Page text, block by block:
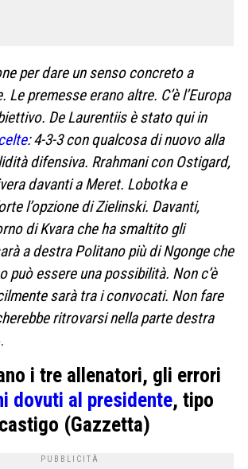
per dare un senso concreto a
premesse erano altre. C’è l’Europa
De Laurentiis è stato qui in
: 4-3-3 con qualcosa di nuovo alla
difensiva. Rrahmani con Ostigard,
davanti a Meret. Lobotka e
l’opzione di Zielinski. Davanti,
di Kvara che ha smaltito gli
a destra Politano più di Ngonge che
può essere una possibilità. Non c’è
sarà tra i convocati. Non fare
ritrovarsi nella parte destra
i tre allenatori, gli errori
dovuti al presidente, tipo
(Gazzetta)